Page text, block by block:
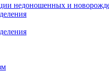
недоношенных и